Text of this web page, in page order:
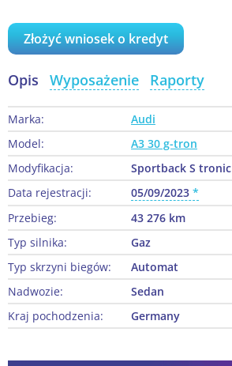
Złożyć wniosek o kredyt
Opis Wyposażenie Raporty
Marka:
Audi
Model:
A3 30 g-tron
Modyfikacja:
Sportback S
Data rejestracji:
05/09/2023
Przebieg:
43 276 km
Typ silnika:
Gaz
Typ skrzyni biegów:
Automat
Nadwozie:
Sedan
Kraj pochodzenia:
Germany